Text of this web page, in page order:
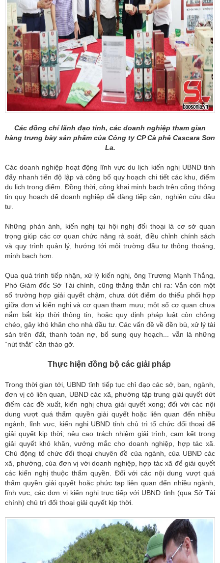
Các đồng chí lãnh đạo tỉnh, các doanh nghiệp tham gian
hàng trưng bày sản phẩm của Công ty CP Cà phê Cascara Sơn
La.
Các doanh nghiệp hoạt động lĩnh vực du lịch kiến nghị UBND tỉnh
đẩy nhanh tiến độ lập và công bố quy hoạch chi tiết các khu, điểm
du lịch trọng điểm. Đồng thời, công khai minh bạch trên cổng thông
tin quy hoạch để doanh nghiệp dễ dàng tiếp cận, nghiên cứu đầu
tư.
Những phản ánh, kiến nghị tại hội nghị đối thoại là cơ sở quan
trọng giúp các cơ quan chức năng rà soát, điều chỉnh chính sách
và quy trình quản lý, hướng tới môi trường đầu tư thông thoáng,
minh bạch hơn.
Qua quá trình tiếp nhận, xử lý kiến nghị, ông Trương Mạnh Thắng,
Phó Giám đốc Sở Tài chính, cũng thẳng thắn chỉ ra: Vẫn còn một
số trường hợp giải quyết chậm, chưa dứt điểm do thiếu phối hợp
giữa đơn vị kiến nghị và cơ quan tham mưu; một số cơ quan chưa
nắm bắt kịp thời thông tin, hoặc quy định pháp luật còn chồng
chéo, gây khó khăn cho nhà đầu tư. Các vấn đề về đền bù, xử lý tài
sản trên đất, thanh toán nợ, bổ sung quy hoạch... vẫn là những
“nút thắt” cần tháo gỡ.
Thực hiện đồng bộ các giải pháp
Trong thời gian tới, UBND tỉnh tiếp tục chỉ đạo các sở, ban, ngành,
đơn vị có liên quan, UBND các xã, phường tập trung giải quyết dứt
điểm các đề xuất, kiến nghị chưa giải quyết xong; đối với các nội
dung vượt quá thẩm quyền giải quyết hoặc liên quan đến nhiều
ngành, lĩnh vực, kiến nghị UBND tỉnh chủ trì tổ chức đối thoại để
giải quyết kịp thời; nêu cao trách nhiệm giải trình, cam kết trong
giải quyết khó khăn, vướng mắc cho doanh nghiệp, hợp tác xã.
Chủ động tổ chức đối thoại chuyên đề của ngành, của UBND các
xã, phường, của đơn vị với doanh nghiệp, hợp tác xã để giải quyết
các kiến nghị thuộc thẩm quyền. Đối với các nội dung vượt quá
thẩm quyền giải quyết hoặc phức tạp liên quan đến nhiều ngành,
lĩnh vực, các đơn vị kiến nghị trực tiếp với UBND tỉnh (qua Sở Tài
chính) chủ trì đối thoại giải quyết kịp thời.